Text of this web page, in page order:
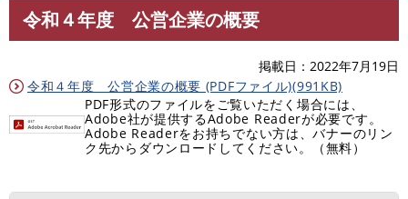
頭
す文
令和４年度 公営企業の概要
掲載日
2022年7月19日
令和４年度 公営企業の概要 (PDFファイル)(991KB)
PDF形式のファイルをご覧いただく場合には、
Adobe社が提供するAdobe Readerが必要です。
Adobe Readerをお持ちでない方は、バナーのリン
ク先からダウンロードしてください。（無料）